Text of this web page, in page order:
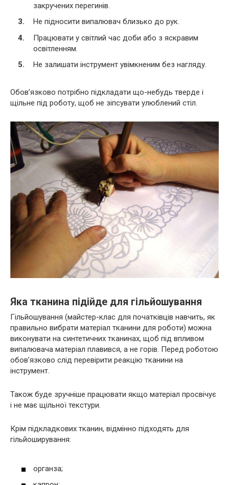
закручених перегинів.
Не підносити випалювач близько до рук.
Працювати у світлий час доби або з яскравим
освітленням.
Не залишати інструмент увімкненим без нагляду.
Обов’язково потрібно підкладати що-небудь тверде і
щільне під роботу, щоб не зіпсувати улюблений стіл.
Яка тканина підійде для гільйошування
Гільйошування (майстер-клас для початківців навчить, як
правильно вибрати матеріал тканини для роботи) можна
виконувати на синтетичних тканинах, щоб під впливом
випалювача матеріал плавився, а не горів. Перед роботою
обов’язково слід перевірити реакцію тканини на
інструмент.
Також буде зручніше працювати якщо матеріал просвічує
і не має щільної текстури.
Крім підкладкових тканин, відмінно підходять для
гільйоширування:
органза;